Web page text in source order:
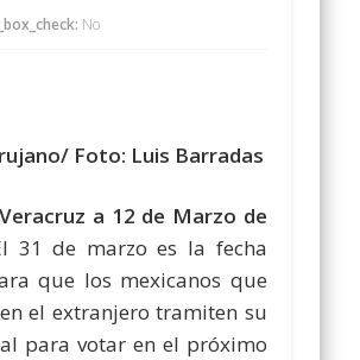
No
Foto: Luis Barradas
a 12 de Marzo de
31 de marzo es la fecha
que los mexicanos que
el extranjero tramiten su
para votar en el próximo